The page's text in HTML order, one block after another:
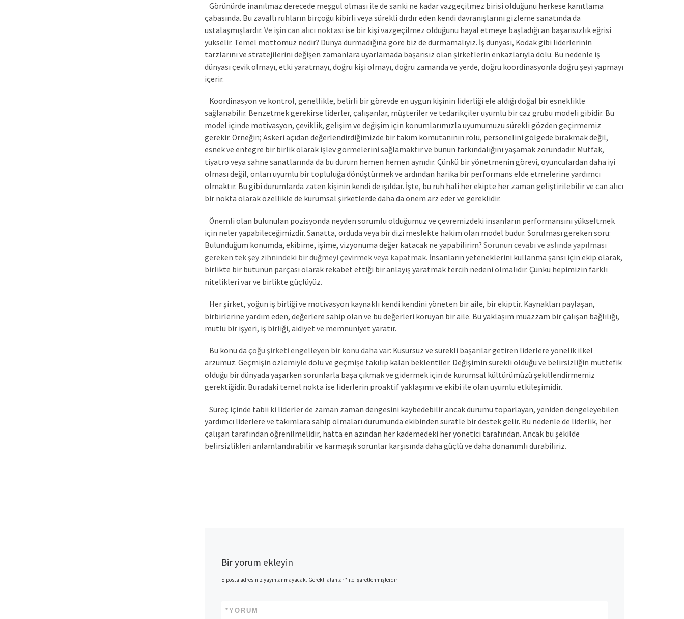
Görünürde inanılmaz derecede meşgul olması ile de sanki ne kadar vazgeçilmez birisi olduğunu herkese kanıtlama
çabasında. Bu zavallı ruhların birçoğu kibirli veya sürekli dırdır eden kendi davranışlarını gizleme sanatında da
ustalaşmışlardır. Ve işin can alıcı noktası ise bir kişi vazgeçilmez olduğunu hayal etmeye başladığı an başarısızlık eğrisi
yükselir. Temel mottomuz nedir? Dünya durmadığına göre biz de durmamalıyız. İş dünyası, Kodak gibi liderlerinin
tarzlarını ve stratejilerini değişen zamanlara uyarlamada başarısız olan şirketlerin enkazlarıyla dolu. Bu nedenle iş
dünyası çevik olmayı, etki yaratmayı, doğru kişi olmayı, doğru zamanda ve yerde, doğru koordinasyonla doğru şeyi yapmayı
içerir.
Koordinasyon ve kontrol, genellikle, belirli bir görevde en uygun kişinin liderliği ele aldığı doğal bir esneklikle
sağlanabilir. Benzetmek gerekirse liderler, çalışanlar, müşteriler ve tedarikçiler uyumlu bir caz grubu modeli gibidir. Bu
model içinde motivasyon, çeviklik, gelişim ve değişim için konumlarımızla uyumumuzu sürekli gözden geçirmemiz
gerekir. Örneğin; Askeri açıdan değerlendirdiğimizde bir takım komutanının rolü, personelini gölgede bırakmak değil,
esnek ve entegre bir birlik olarak işlev görmelerini sağlamaktır ve bunun farkındalığını yaşamak zorundadır. Mutfak,
tiyatro veya sahne sanatlarında da bu durum hemen hemen aynıdır. Çünkü bir yönetmenin görevi, oyunculardan daha iyi
olması değil, onları uyumlu bir topluluğa dönüştürmek ve ardından harika bir performans elde etmelerine yardımcı
olmaktır. Bu gibi durumlarda zaten kişinin kendi de ışıldar. İşte, bu ruh hali her ekipte her zaman geliştirilebilir ve can alıcı
bir nokta olarak özellikle de kurumsal şirketlerde daha da önem arz eder ve gereklidir.
Önemli olan bulunulan pozisyonda neyden sorumlu olduğumuz ve çevremizdeki insanların performansını yükseltmek
için neler yapabileceğimizdir. Sanatta, orduda veya bir dizi meslekte hakim olan model budur. Sorulması gereken soru:
Bulunduğum konumda, ekibime, işime, vizyonuma değer katacak ne yapabilirim? Sorunun cevabı ve aslında yapılması
gereken tek şey zihnindeki bir düğmeyi çevirmek veya kapatmak. İnsanların yeteneklerini kullanma şansı için ekip olarak,
birlikte bir bütünün parçası olarak rekabet ettiği bir anlayış yaratmak tercih nedeni olmalıdır. Çünkü hepimizin farklı
nitelikleri var ve birlikte güçlüyüz.
Her şirket, yoğun iş birliği ve motivasyon kaynaklı kendi kendini yöneten bir aile, bir ekiptir. Kaynakları paylaşan,
birbirlerine yardım eden, değerlere sahip olan ve bu değerleri koruyan bir aile. Bu yaklaşım muazzam bir çalışan bağlılığı,
mutlu bir işyeri, iş birliği, aidiyet ve memnuniyet yaratır.
Bu konu da çoğu şirketi engelleyen bir konu daha var: Kusursuz ve sürekli başarılar getiren liderlere yönelik ilkel
arzumuz. Geçmişin özlemiyle dolu ve geçmişe takılıp kalan beklentiler. Değişimin sürekli olduğu ve belirsizliğin müttefik
olduğu bir dünyada yaşarken sorunlarla başa çıkmak ve gidermek için de kurumsal kültürümüzü şekillendirmemiz
gerektiğidir. Buradaki temel nokta ise liderlerin proaktif yaklaşımı ve ekibi ile olan uyumlu etkileşimidir.
Süreç içinde tabii ki liderler de zaman zaman dengesini kaybedebilir ancak durumu toparlayan, yeniden dengeleyebilen
yardımcı liderlere ve takımlara sahip olmaları durumunda ekibinden süratle bir destek gelir. Bu nedenle de liderlik, her
çalışan tarafından öğrenilmelidir, hatta en azından her kademedeki her yönetici tarafından. Ancak bu şekilde
belirsizlikleri anlamlandırabilir ve karmaşık sorunlar karşısında daha güçlü ve daha donanımlı durabiliriz.
Bir yorum ekleyin
E-posta adresiniz yayınlanmayacak. Gerekli alanlar* ile işaretlenmişlerdir
YORUM
*